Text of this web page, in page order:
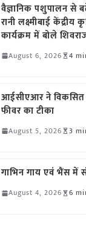
वैज्ञानिक पशुपालन से
रानी लक्ष्मीबाई केंद्रीय
कार्यक्रम में बोले
August 6, 2026 4
आईसीएआर ने विकसित
फीवर का टीका
August 5, 2026 3
गाभिन गाय एवं भैंस में
August 4, 2026 6